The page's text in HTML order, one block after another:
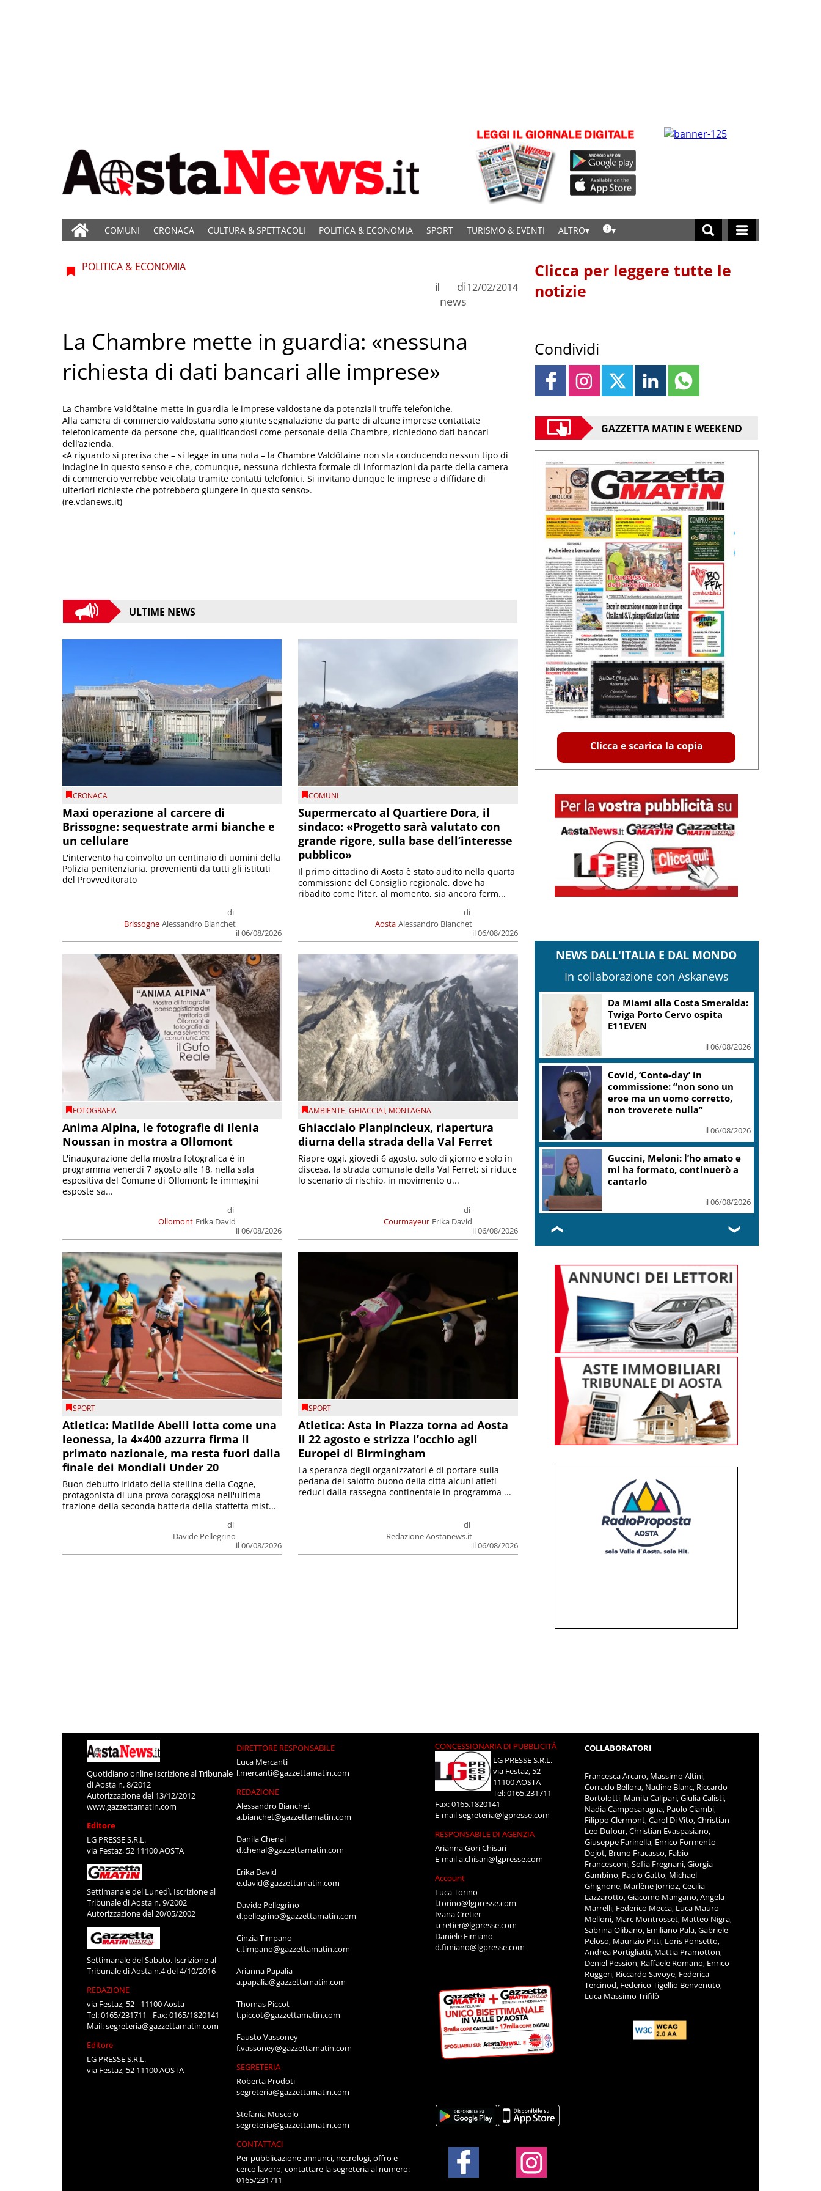
COMUNI CRONACA CULTURA & SPETTACOLI POLITICA & ECONOMIA SPORT TURISMO & EVENTI ALTRO
POLITICA & ECONOMIA
di
news
il 12/02/2014
La Chambre mette in guardia: «nessuna
richiesta di dati bancari alle imprese»
La Chambre Valdôtaine mette in guardia le imprese valdostane da potenziali truffe telefoniche.
Alla camera di commercio valdostana sono giunte segnalazione da parte di alcune imprese contattate
telefonicamente da persone che, qualificandosi come personale della Chambre, richiedono dati bancari
dell’azienda.
«A riguardo si precisa che – si legge in una nota – la Chambre Valdôtaine non sta conducendo nessun tipo di
indagine in questo senso e che, comunque, nessuna richiesta formale di informazioni da parte della camera
di commercio verrebbe veicolata tramite contatti telefonici. Si invitano dunque le imprese a diffidare di
ulteriori richieste che potrebbero giungere in questo senso».
(re.vdanews.it)
ULTIME NEWS
CRONACA
Maxi operazione al carcere di
Brissogne: sequestrate armi bianche e
un cellulare
Brissogne
di
Alessandro Bianchet
il 06/08/2026
L'intervento ha coinvolto un centinaio di uomini della
Polizia penitenziaria, provenienti da tutti gli istituti
del Provveditorato
COMUNI
Supermercato al Quartiere Dora, il
sindaco: «Progetto sarà valutato con
grande rigore, sulla base dell’interesse
pubblico»
Aosta
di
Alessandro Bianchet
il 06/08/2026
Il primo cittadino di Aosta è stato audito nella quarta
commissione del Consiglio regionale, dove ha
ribadito come l'iter, al momento, sia ancora ferm...
FOTOGRAFIA
Anima Alpina, le fotografie di Ilenia
Noussan in mostra a Ollomont
Ollomont
di
Erika David
il 06/08/2026
L'inaugurazione della mostra fotografica è in
programma venerdì 7 agosto alle 18, nella sala
espositiva del Comune di Ollomont; le immagini
esposte sa...
AMBIENTE,GHIACCIAI, MONTAGNA
Ghiacciaio Planpincieux, riapertura
diurna della strada della Val Ferret
Courmayeur
di
Erika David
il 06/08/2026
Riapre oggi, giovedì 6 agosto, solo di giorno e solo in
discesa, la strada comunale della Val Ferret; si riduce
lo scenario di rischio, in movimento u...
SPORT
Atletica: Matilde Abelli lotta come una
leonessa, la 4×400 azzurra firma il
primato nazionale, ma resta fuori dalla
finale dei Mondiali Under 20
di
Davide Pellegrino
il 06/08/2026
Buon debutto iridato della stellina della Cogne,
protagonista di una prova coraggiosa nell'ultima
frazione della seconda batteria della staffetta mist...
SPORT
Atletica: Asta in Piazza torna ad Aosta
il 22 agosto e strizza l’occhio agli
Europei di Birmingham
di
Redazione Aostanews.it
il 06/08/2026
La speranza degli organizzatori è di portare sulla
pedana del salotto buono della città alcuni atleti
reduci dalla rassegna continentale in programma ...
Clicca per leggere tutte le
notizie
Condividi
GAZZETTA MATIN E WEEKEND
Clicca e scarica la copia
NEWS DALL'ITALIA E DAL MONDO
In collaborazione con Askanews
Da Miami alla Costa Smeralda:
Twiga Porto Cervo ospita
E11EVEN
il 06/08/2026
Covid, ‘Conte-day’ in
commissione: “non sono un
eroe ma un uomo corretto,
non troverete nulla”
il 06/08/2026
Guccini, Meloni: l’ho amato e
mi ha formato, continuerò a
cantarlo
il 06/08/2026
❮ ❯
Quotidiano online Iscrizione al Tribunale
di Aosta n. 8/2012
Autorizzazione del 13/12/2012
www.gazzettamatin.com
Editore
LG PRESSE S.R.L.
via Festaz, 52 11100 AOSTA
Settimanale del Lunedì. Iscrizione al
Tribunale di Aosta n. 9/2002
Autorizzazione del 20/05/2002
Settimanale del Sabato. Iscrizione al
Tribunale di Aosta n.4 del 4/10/2016
REDAZIONE
via Festaz, 52 - 11100 Aosta
Tel: 0165/231711 - Fax: 0165/1820141
Mail:segreteria@gazzettamatin.com
Editore
LG PRESSE S.R.L.
via Festaz, 52 11100 AOSTA
DIRETTORE RESPONSABILE
Luca Mercanti
l.mercanti@gazzettamatin.com
REDAZIONE
Alessandro Bianchet
a.bianchet@gazzettamatin.com
Danila Chenal
d.chenal@gazzettamatin.com
Erika David
e.david@gazzettamatin.com
Davide Pellegrino
d.pellegrino@gazzettamatin.com
Cinzia Timpano
c.timpano@gazzettamatin.com
Arianna Papalia
a.papalia@gazzettamatin.com
Thomas Piccot
t.piccot@gazzettamatin.com
Fausto Vassoney
f.vassoney@gazzettamatin.com
SEGRETERIA
Roberta Prodoti
segreteria@gazzettamatin.com
Stefania Muscolo
segreteria@gazzettamatin.com
CONTATTACI
Per pubblicazione annunci, necrologi, offro e
cerco lavoro, contattare la segreteria al numero:
0165/231711
CONCESSIONARIA DI PUBBLICITÀ
LG PRESSE S.R.L.
via Festaz, 52
11100 AOSTA
Tel: 0165.231711
Fax: 0165.1820141
E-mailsegreteria@lgpresse.com
RESPONSABILE DI AGENZIA
Arianna Gori Chisari
E-maila.chisari@lgpresse.com
Account
Luca Torino
l.torino@lgpresse.com
Ivana Cretier
i.cretier@lgpresse.com
Daniele Fimiano
d.fimiano@lgpresse.com
COLLABORATORI
Francesca Arcaro, Massimo Altini,
Corrado Bellora, Nadine Blanc, Riccardo
Bortolotti, Manila Calipari, Giulia Calisti,
Nadia Camposaragna, Paolo Ciambi,
Filippo Clermont, Carol Di Vito, Christian
Leo Dufour, Christian Evaspasiano,
Giuseppe Farinella, Enrico Formento
Dojot, Bruno Fracasso, Fabio
Francesconi, Sofia Fregnani, Giorgia
Gambino, Paolo Gatto, Michael
Ghignone, Marlène Jorrioz, Cecilia
Lazzarotto, Giacomo Mangano, Angela
Marrelli, Federico Mecca, Luca Mauro
Melloni, Marc Montrosset, Matteo Nigra,
Sabrina Olibano, Emiliano Pala, Gabriele
Peloso, Maurizio Pitti, Loris Ponsetto,
Andrea Portigliatti, Mattia Pramotton,
Deniel Pession, Raffaele Romano, Enrico
Ruggeri, Riccardo Savoye, Federica
Tercinod, Federico Tigellio Benvenuto,
Luca Massimo Trifilò